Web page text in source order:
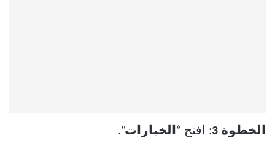
الخطوة 3 : افتح “ الخيارات“.